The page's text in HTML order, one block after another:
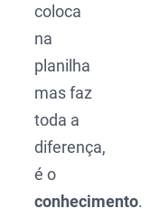
coloca
na
planilha
mas faz
toda a
diferença,
é o
conhecimento.